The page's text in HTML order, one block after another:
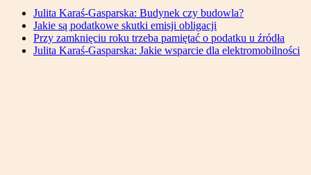
Julita Karaś-Gasparska: Budynek czy budowla?
Jakie są podatkowe skutki emisji obligacji
Przy zamknięciu roku trzeba pamiętać o podatku u źródła
Julita Karaś-Gasparska: Jakie wsparcie dla elektromobilności